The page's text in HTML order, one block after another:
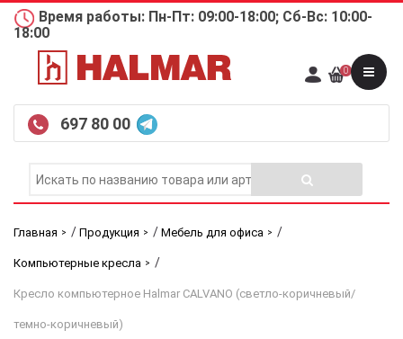
Время работы: Пн-Пт: 09:00-18:00; Сб-Вс: 10:00-
18:00
697 80 00
0
Главная / Продукция / Мебель для офиса /
Компьютерные кресла /
Кресло компьютерное Halmar CALVANO (светло-коричневый/
темно-коричневый)